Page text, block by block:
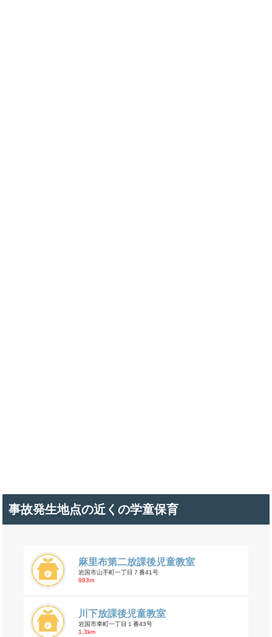
事故発生地点の近くの学童保育
麻里布第二放課後児童教室
岩国市山手町一丁目７番41号
983m
川下放課後児童教室
岩国市車町一丁目１番43号
1.3km